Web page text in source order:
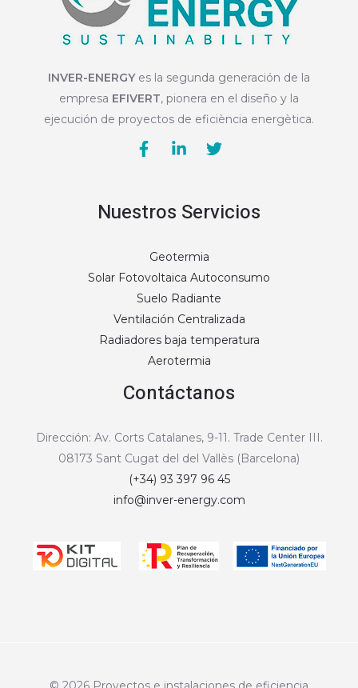
INVER-ENERGYes la segunda generación de la
empresa EFIVERT, pionera en el diseño y la
ejecución de proyectos de eficiència energètica.
Nuestros Servicios
Geotermia
Solar Fotovoltaica Autoconsumo
Suelo Radiante
Ventilación Centralizada
Radiadores baja temperatura
Aerotermia
Contáctanos
Dirección: Av. Corts Catalanes, 9-11. Trade Center III.
08173 Sant Cugat del del Vallès (Barcelona)
(+34) 93 397 96 45
info@inver-energy.com